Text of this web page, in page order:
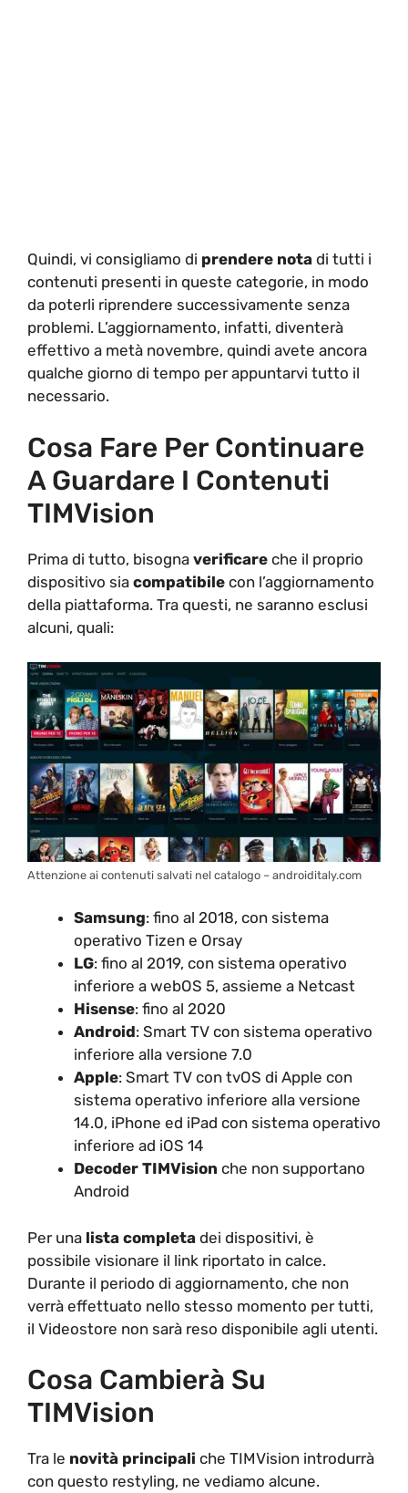
Quindi, vi consigliamo di prendere nota di tutti i
contenuti presenti in queste categorie, in modo
da poterli riprendere successivamente senza
problemi. L’aggiornamento, infatti, diventerà
effettivo a metà novembre, quindi avete ancora
qualche giorno di tempo per appuntarvi tutto il
necessario.
Cosa Fare Per Continuare
A Guardare I Contenuti
TIMVision
Prima di tutto, bisogna verificare che il proprio
dispositivo sia compatibile con l’aggiornamento
della piattaforma. Tra questi, ne saranno esclusi
alcuni, quali:
Attenzione ai contenuti salvati nel catalogo – androiditaly.com
Samsung: fino al 2018, con sistema
operativo Tizen e Orsay
LG: fino al 2019, con sistema operativo
inferiore a webOS 5, assieme a Netcast
Hisense: fino al 2020
Android: Smart TV con sistema operativo
inferiore alla versione 7.0
Apple: Smart TV con tvOS di Apple con
sistema operativo inferiore alla versione
14.0, iPhone ed iPad con sistema operativo
inferiore ad iOS 14
Decoder TIMVision che non supportano
Android
Per una lista completa dei dispositivi, è
possibile visionare il link riportato in calce.
Durante il periodo di aggiornamento, che non
verrà effettuato nello stesso momento per tutti,
il Videostore non sarà reso disponibile agli utenti.
Cosa Cambierà Su
TIMVision
Tra le novità principali che TIMVision introdurrà
con questo restyling, ne vediamo alcune.